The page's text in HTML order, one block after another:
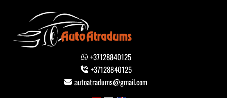
+37128840125
+37128840125
autoatradums@gmail.com